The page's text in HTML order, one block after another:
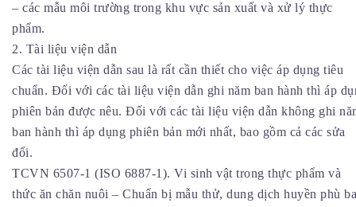
– các mẫu môi trường trong khu vực sản xuất và xử lý thực
phẩm.
2. Tài liệu viện dẫn
Các tài liệu viện dẫn sau là rất cần thiết cho việc áp dụng tiêu
chuẩn. Đối với các tài liệu viện dẫn ghi năm ban hành thì áp
phiên bản được nêu. Đối với các tài liệu viện dẫn không ghi
ban hành thì áp dụng phiên bản mới nhất, bao gồm cả các sửa
đổi.
TCVN 6507-1 (ISO 6887-1). Vi sinh vật trong thực phẩm và
thức ăn chăn nuôi – Chuẩn bị mẫu thử, dung dịch huyền phù